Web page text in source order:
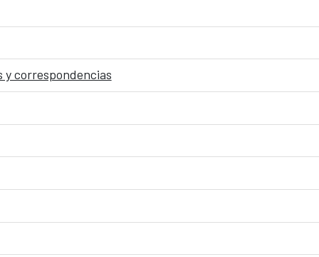
y correspondencias